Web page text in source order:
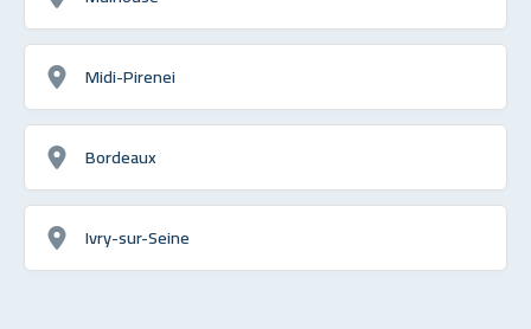
Midi-Pirenei
Bordeaux
Ivry-sur-Seine